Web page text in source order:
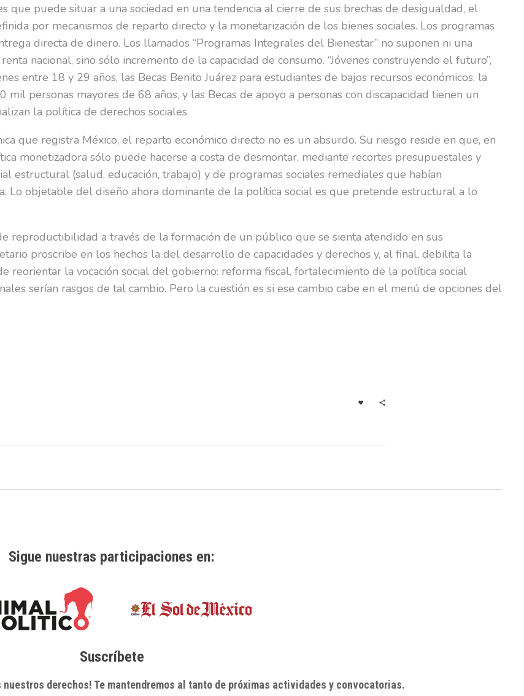
que puede situar a una sociedad en una tendencia al cierre de sus brechas de desigualdad, el
por mecanismos de reparto directo y la monetarización de los bienes sociales. Los programas
directa de dinero. Los llamados “Programas Integrales del Bienestar” no suponen ni una
nacional, sino sólo incremento de la capacidad de consumo. “Jóvenes construyendo el futuro”,
entre 18 y 29 años, las Becas Benito Juárez para estudiantes de bajos recursos económicos, la
personas mayores de 68 años, y las Becas de apoyo a personas con discapacidad tienen un
la política de derechos sociales.
que registra México, el reparto económico directo no es un absurdo. Su riesgo reside en que, en
monetizadora sólo puede hacerse a costa de desmontar, mediante recortes presupuestales y
estructural (salud, educación, trabajo) y de programas sociales remediales que habían
Lo objetable del diseño ahora dominante de la política social es que pretende estructural a lo
reproductibilidad a través de la formación de un público que se sienta atendido en sus
proscribe en los hechos la del desarrollo de capacidades y derechos y, al final, debilita la
reorientar la vocación social del gobierno: reforma fiscal, fortalecimiento de la política social
serían rasgos de tal cambio. Pero la cuestión es si ese cambio cabe en el menú de opciones del
Sigue nuestras participaciones en:
Suscríbete
nuestros derechos! Te mantendremos al tanto de próximas actividades y convocatorias.